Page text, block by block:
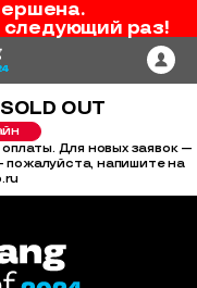
следующий раз!
OUT
Для новых заявок —
напишите на